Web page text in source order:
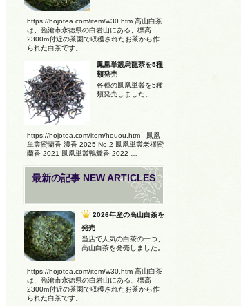
https://hojotea.com/item/w30.htm 高山白茶
は、臨滄市永徳県の白岩山にある、標高
2300m付近の茶園で収穫されたお茶から作
られた白茶です。 …
鳳凰単叢烏龍茶を5種
類発売
各種の鳳凰単叢を5種
類発売しました。
https://hojotea.com/item/houou.htm 鳳凰
単叢蜜蘭香 濃香 2025 No.2 鳳凰単叢老欉蜜
蘭香 2021 鳳凰単叢鴨糞香 2022 …
最新の記事 NEW ARTICLES
2026年産の高山白茶を
発売
当店で人気の白茶の一つ、
高山白茶を発売しました。
https://hojotea.com/item/w30.htm 高山白茶
は、臨滄市永徳県の白岩山にある、標高
2300m付近の茶園で収穫されたお茶から作
られた白茶です。 …